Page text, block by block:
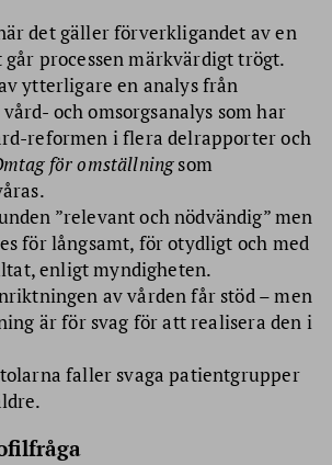
det gäller förverkligandet av en
processen märkvärdigt trögt.
ytterligare en analys från
och omsorgsanalys som har
reformen i flera delrapporter och
för omställningsom
”relevant och nödvändig” men
för långsamt, för otydligt och med
enligt myndigheten.
av vården får stöd – men
är för svag för att realisera den i
faller svaga patientgrupper